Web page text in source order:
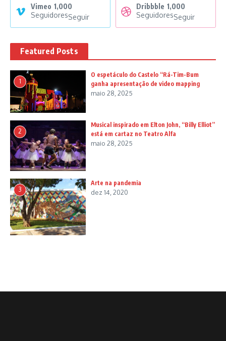
Vimeo 1,000
SeguidoresSeguir
Dribbble 1,000
SeguidoresSeguir
Featured Posts
1
O espetáculo do Castelo “Rá-Tim-Bum
ganha apresentação de video mapping
maio 28, 2025
2
Musical inspirado em Elton John, “Billy Elliot”
está em cartaz no Teatro Alfa
maio 28, 2025
3
Arte na pandemia
dez 14, 2020